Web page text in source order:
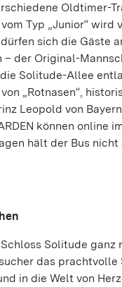
Typ „Junior“
sich die Gäste
– der Original-
Solitude-Allee
„Rotnasen“,
Leopold von
können online
hält der Bus
Solitude
das
in die Welt von